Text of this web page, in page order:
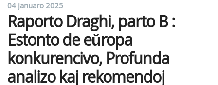
04 januaro 2025
Raporto Draghi, parto B :
Estonto de eŭropa
konkurencivo, Profunda
analizo kaj rekomendoj